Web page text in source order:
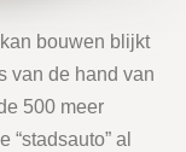
bouwen blijkt
van de hand van
500 meer
al